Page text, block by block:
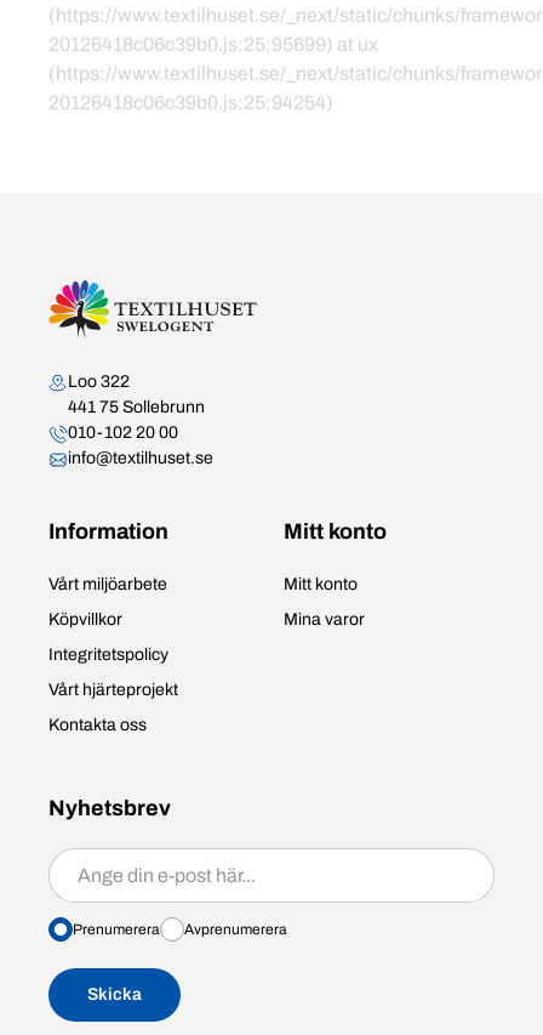
(https://www.textilhuset.se/_next/static/chunks/
20126418c06c39b0.js:25:95699) at ux
(https://www.textilhuset.se/_next/static/chunks/
20126418c06c39b0.js:25:94254)
Kontakta oss
Loo 322
441 75 Sollebrunn
010-102 20 00
info@textilhuset.se
Information
Vårt miljöarbete
Köpvillkor
Integritetspolicy
Vårt hjärteprojekt
Kontakta oss
Mitt konto
Mitt konto
Mina varor
Nyhetsbrev
Prenumerera/avprenumerera
Prenumerera Avprenumerera
Skicka